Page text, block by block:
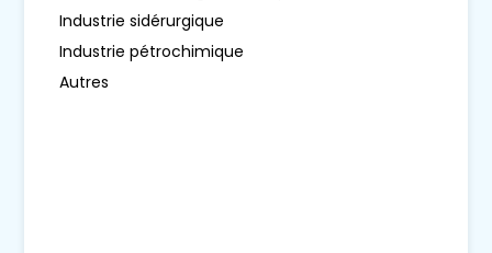
Industrie sidérurgique
Industrie pétrochimique
Autres